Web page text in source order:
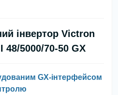
інвертор Victron
5000/70-50 GX
GX-інтерфейсом